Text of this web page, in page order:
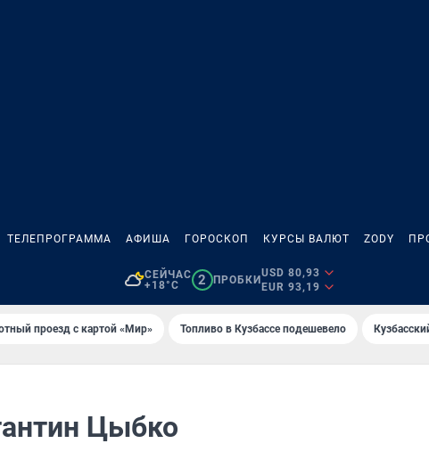
ТЕЛЕПРОГРАММА АФИША ГОРОСКОП КУРСЫ ВАЛЮТ ZODY
СЕЙЧАС
+18°C
2 ПРОБКИ
USD 80,93
EUR 93,19
проезд с картой «Мир» Топливо в Кузбассе подешевело
Цыбко